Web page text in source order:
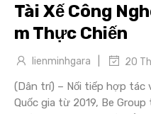
Tài Xế Công
m Thực Chiến
lienminhgara 20
(Dân trí) – Nối tiếp hợp tác
Quốc gia từ 2019, Be